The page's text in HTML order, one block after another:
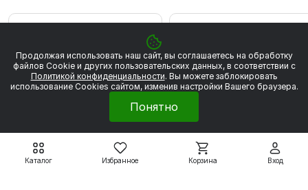
Каталог Избранное Корзина Вход
Продолжая использовать наш сайт, вы соглашаетесь на обработку
файлов Сookie и других пользовательских данных, в соответствии с
Политикой конфиденциальности. Вы можете заблокировать
использование Cookies сайтом, изменив настройки Вашего браузера.
Понятно